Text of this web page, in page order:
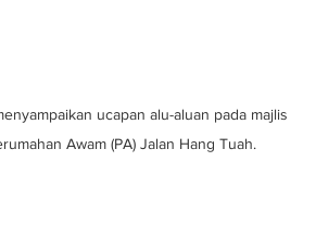
ucapan alu-aluan pada majlis
Awam (PA) Jalan Hang Tuah.